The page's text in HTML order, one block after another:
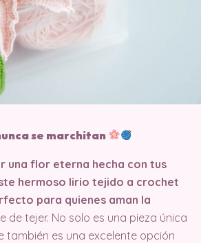
se marchitan
una flor eterna hecha con tus
hermoso lirio tejido a crochet
para quienes aman la
de tejer. No solo es una pieza única
también es una excelente opción